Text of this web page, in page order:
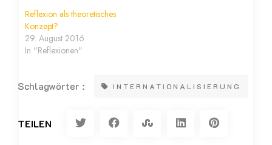
Reflexion als theoretisches
Konzept?
29. August 2016
In "Reflexionen"
Schlagwörter : INTERNATIONALISIERUNG
TEILEN